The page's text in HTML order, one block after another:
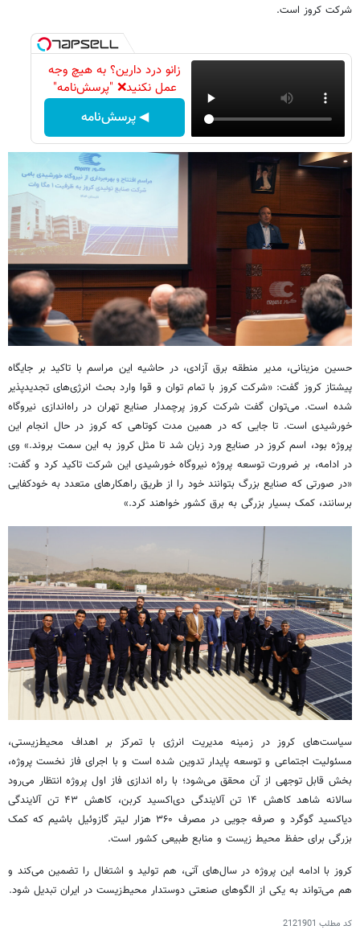
شرکت کروز است.
زانو درد دارین؟ به هیچ وجه
عمل نکنید❌ "پرسش‌نامه"
◀ پرسش‌نامه
حسین مزینانی، مدیر منطقه برق آزادی، در حاشیه این مراسم با تاکید بر جایگاه
پیشتاز کروز گفت: «شرکت کروز با تمام توان و قوا وارد بحث انرژی‌های تجدیدپذیر
شده است. می‌توان گفت شرکت کروز پرچمدار صنایع تهران در راه‌اندازی نیروگاه
خورشیدی است. تا جایی که در همین مدت کوتاهی که کروز در حال انجام این
پروژه بود، اسم کروز در صنایع ورد زبان شد تا مثل کروز به این سمت بروند.» وی
در ادامه، بر ضرورت توسعه پروژه‌ نیروگاه خورشیدی این شرکت تاکید کرد و گفت:
«در صورتی که صنایع بزرگ بتوانند خود را از طریق راهکارهای متعدد به خودکفایی
برسانند، کمک بسیار بزرگی به برق کشور خواهند کرد.»
سیاست‌های کروز در زمینه مدیریت انرژی با تمرکز بر اهداف محیط‌زیستی،
مسئولیت اجتماعی و توسعه پایدار تدوین شده است و با اجرای فاز نخست پروژه،
بخش قابل توجهی از آن محقق می‌شود؛ با راه اندازی فاز اول پروژه انتظار می‌رود
سالانه شاهد کاهش ۱۴ تن آلایندگی دی‌اکسید کربن، کاهش ۴۳ تن آلایندگی
دی‎اکسید گوگرد و صرفه جویی در مصرف ۳۶۰ هزار لیتر گازوئیل باشیم که کمک
بزرگی برای حفظ محیط زیست و منابع طبیعی کشور است.
کروز با ادامه این پروژه در سال‌های آتی، هم تولید و اشتغال را تضمین می‌کند و
هم می‌تواند به یکی از الگوهای صنعتی دوستدار محیط‌زیست در ایران تبدیل شود.
کد مطلب 2121901